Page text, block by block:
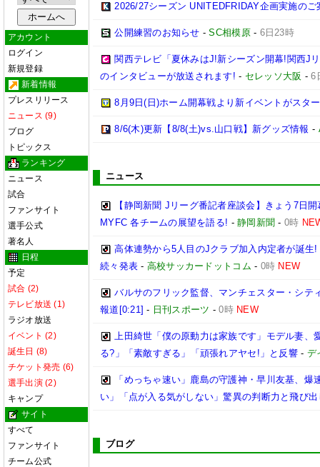
アカウント
ログイン
新規登録
新着情報
プレスリリース
ニュース (9)
ブログ
トピックス
ランキング
ニュース
試合
ファンサイト
選手公式
著名人
日程
予定
試合 (2)
テレビ放送 (1)
ラジオ放送
イベント (2)
誕生日 (8)
チケット発売 (6)
選手出演 (2)
キャンプ
サイト
すべて
ファンサイト
チーム公式
2026/27シーズン UNITEDFRIDAY企画実施のご
公開練習のお知らせ -SC相模原- 6日23時
関西テレビ「夏休みはJ!新シーズン開幕!関西J
のインタビューが放送されます! - セレッソ大阪 -6
8月9日(日)ホーム開幕戦より新イベントがスタ
8/6(木)更新【8/8(土)vs.山口戦】新グッズ情報 -
ニュース
【静岡新聞 Jリーグ番記者座談会】きょう7日
MYFC 各チームの展望を語る! -静岡新聞 - 0時
高体連勢から5人目のJクラブ加入内定者が誕
続々発表 - 高校サッカードットコム - 0時 NEW
バルサのフリック監督、マンチェスター・シテ
報道[0:21] - 日刊スポーツ -0時 NEW
上田綺世「僕の原動力は家族です」モデル妻
る?」「素敵すぎる」「頑張れアヤセ!」と反響- デ
「めっちゃ速い」鹿島の守護神・早川友基、
い」「点が入る気がしない」驚異の判断力と飛び
ブログ